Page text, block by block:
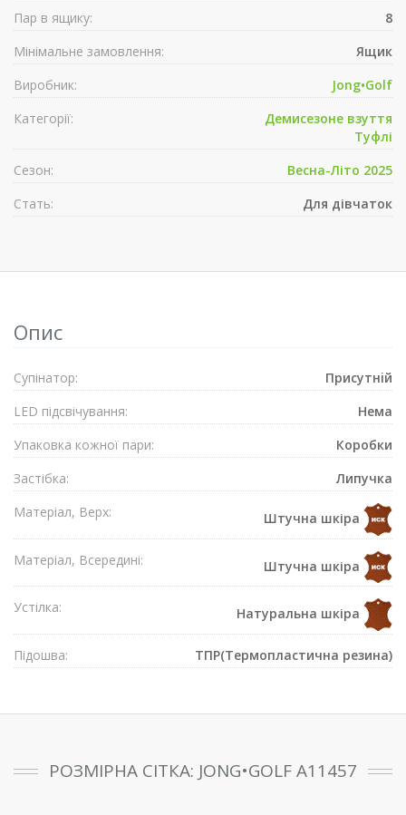
Пар в ящику:
8
Мінімальне замовлення:
Ящик
Виробник:
Jong•Golf
Категорії:
Демисезонe взуття
Туфлі
Сезон:
Весна-Літо 2025
Стать:
Для дівчаток
Опис
Супiнатор:
Присутнiй
LED підсвічування:
Нема
Упаковка кожної пари:
Коробки
Застібка:
Липучка
Матеріал, Верх:
Штучна шкіра
Матеріал, Всередині: Штучна шкіра
Устілка: Натуральна шкіра
Підошва: ТПР(Термопластична резина)
РОЗМІРНА СІТКА: JONG•GOLF A11457